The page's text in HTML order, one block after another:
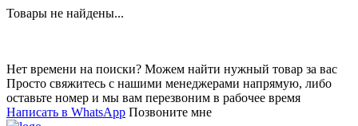
Товары не найдены...
Нет времени на поиски? Можем найти нужный товар за вас
Просто свяжитесь с нашими менеджерами напрямую, либо
оставьте номер и мы вам перезвоним в рабочее время
Написать в WhatsApp Позвоните мне